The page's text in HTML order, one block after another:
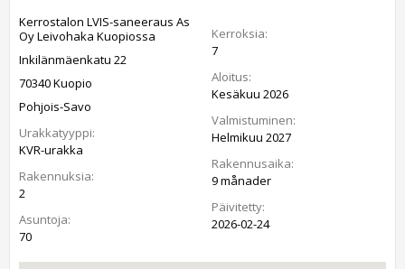
Kerrostalon LVIS-saneeraus As
Oy Leivohaka Kuopiossa
Inkilänmäenkatu 22
70340 Kuopio
Pohjois-Savo
Urakkatyyppi:
KVR-urakka
Rakennuksia:
2
Asuntoja:
70
Kerroksia:
7
Aloitus:
Kesäkuu 2026
Valmistuminen:
Helmikuu 2027
Rakennusaika:
9 månader
Päivitetty:
2026-02-24